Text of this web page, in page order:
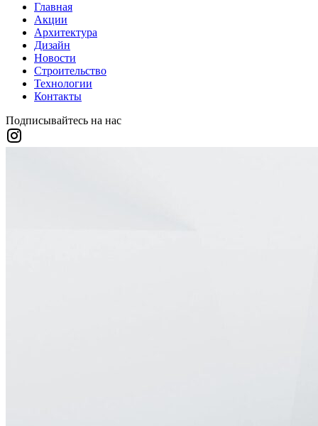
Главная
Акции
Архитектура
Дизайн
Новости
Строительство
Технологии
Контакты
Подписывайтесь на нас